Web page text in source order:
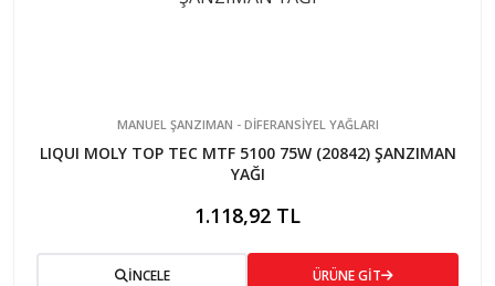
MANUEL ŞANZIMAN - DİFERANSİYEL YAĞLARI
LIQUI MOLY TOP TEC MTF 5100 75W (20842) ŞANZIMAN
YAĞI
1.118,92 TL
İNCELE ÜRÜNE GİT